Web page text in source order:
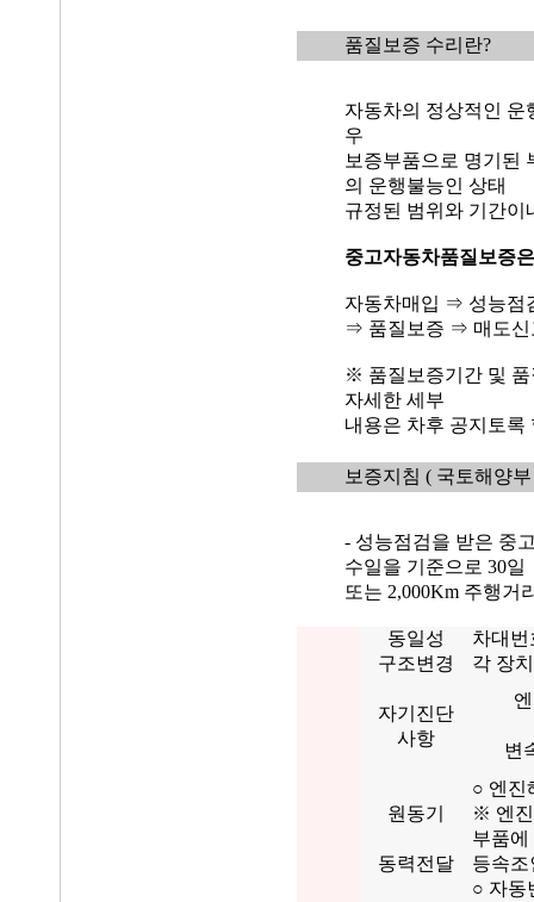
품질보증 수리란?
자동차의 정상적인 운
우
보증부품으로 명기된
의 운행불능인 상태
규정된 범위와 기간이
중고자동차품질보증은
자동차매입 ⇒ 성능점
⇒ 품질보증 ⇒ 매도신
※ 품질보증기간 및 품
자세한 세부
내용은 차후 공지토록
보증지침 ( 국토해양
- 성능점검을 받은 중
수일을 기준으로 30일
또는 2,000Km 주행거
동일성
차대
구조변경
각 장
자기진단
사항
변
원동기
○ 엔진
※ 엔진
부품에
동력전달
등속조
○ 자동